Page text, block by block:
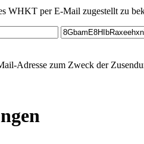
WHKT per E-Mail zugestellt zu
Adresse zum Zweck der